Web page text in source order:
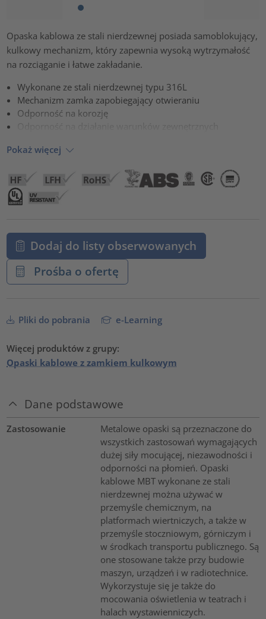
Opaska kablowa ze stali nierdzewnej posiada samoblokujący,
kulkowy mechanizm, który zapewnia wysoką wytrzymałość
na rozciąganie i łatwe zakładanie.
Wykonane ze stali nierdzewnej typu 316L
Mechanizm zamka zapobiegający otwieraniu
Odporność na korozję
Pokaż więcej
Dodaj do listy obserwowanych
Prośba o ofertę
Pliki do pobrania e-Learning
Więcej produktów z grupy:
Opaski kablowe z zamkiem kulkowym
Dane podstawowe
Zastosowanie
Metalowe opaski są przeznaczone do
wszystkich zastosowań wymagających
dużej siły mocującej, niezawodności i
odporności na płomień. Opaski
kablowe MBT wykonane ze stali
nierdzewnej można używać w
przemyśle chemicznym, na
platformach wiertniczych, a także w
przemyśle stoczniowym, górniczym i
w środkach transportu publicznego. Są
one stosowane także przy budowie
maszyn, urządzeń i w radiotechnice.
Wykorzystuje się je także do
mocowania oświetlenia w teatrach i
halach wystawienniczych.